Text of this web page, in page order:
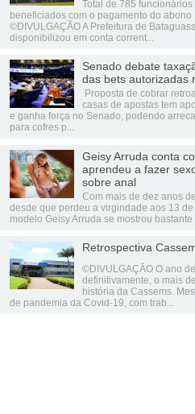
Total de 785 funcionários
beneficiados com o pagamento do abono
©DIVULGAÇÃO A Prefeitura de
disponibilizou em conta corrent...
Senado debate
das bets autorizadas
Proposta de cobrar
casas de apostas tem
e ganha força no Senado, podendo
para cofres p...
Geisy Arruda conta
aprendeu a fazer
sobre anal
Com mais de dez anos
desde que perdeu a virgindade aos 13 de
modelo Geisy Arruda se mostrou bastante
Retrospectiva
©DIVULGAÇÃO O ano
definitivamente, o mais
história da Cassems.
de pandemia da Covid-19, com trab...